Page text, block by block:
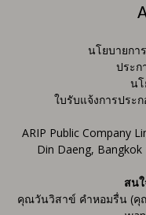
นโยบายกา
ประก
นโ
ใบรับแจ้งการประ
ARIP Public Company
Din Daeng, Bangkok
สน
คุณวันวิสาข์ คำหอมรื่น (คุ